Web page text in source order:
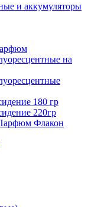
и аккумуляторы
на
180 гр
220гр
Флакон